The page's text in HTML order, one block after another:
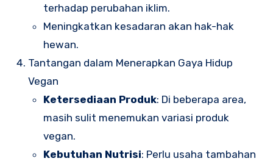
terhadap perubahan iklim.
Meningkatkan kesadaran akan hak-hak
hewan.
Tantangan dalam Menerapkan Gaya Hidup
Vegan
Ketersediaan Produk: Di beberapa area,
masih sulit menemukan variasi produk
vegan.
Kebutuhan Nutrisi: Perlu usaha tambahan